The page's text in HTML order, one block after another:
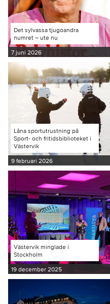
Det sylvassa tjugoandra
numret – ute nu
7 juni 2026
Låna sportutrustning på
Sport- och fritidsbiblioteket i
Västervik
9 februari 2026
Västervik minglade i
Stockholm
19 december 2025